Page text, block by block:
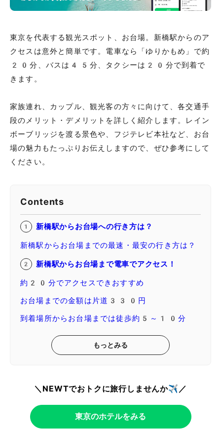
東京を代表する観光スポット、お台場。新橋駅からのア
クセスは意外と簡単です。電車なら「ゆりかもめ」で約
20分、バスは45分、タクシーは20分で到着で
きます。
家族連れ、カップル、観光客の方々に向けて、各交通手
段のメリット・デメリットを詳しく紹介します。レイン
ボーブリッジを渡る景色や、フジテレビ本社など、お台
場の魅力もたっぷりお伝えしますので、ぜひ参考にして
ください。
Contents
新橋駅からお台場への行き方は？
新橋駅からお台場までの最速・最安の行き方は？
新橋駅からお台場まで電車でアクセス！
約20分でアクセスできおすすめ
お台場までの金額は片道330円
到着場所からお台場までは徒歩約5～10分
もっとみる
＼NEWTでおトクに旅行しませんか✈️／
東京のホテルをみる